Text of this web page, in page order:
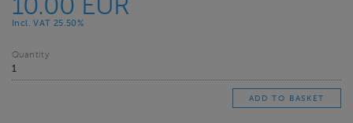
Incl. VAT 25.50%
Quantity